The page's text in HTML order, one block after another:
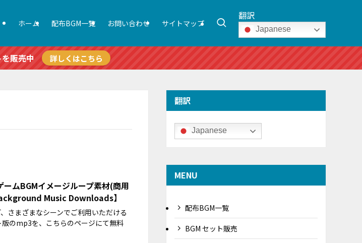
ホーム 配布BGM一覧 お問い合わせ サイトマップ
翻訳
Japanese
販売中 詳しくはこちら
ームBGMイメージループ素材(商用
Music Downloads】
さまざまなシーンでご利用いただける
のmp3を、こちらのページにて無料
翻訳
Japanese
MENU
配布BGM一覧
BGM セット販売